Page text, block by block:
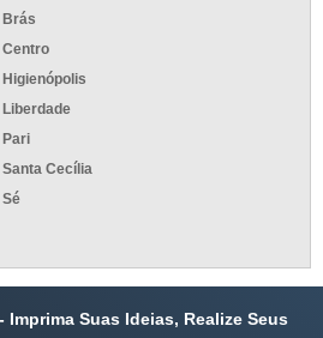
Brás
Centro
Higienópolis
Liberdade
Pari
Santa Cecília
Sé
Suas Ideias, Realize Seus